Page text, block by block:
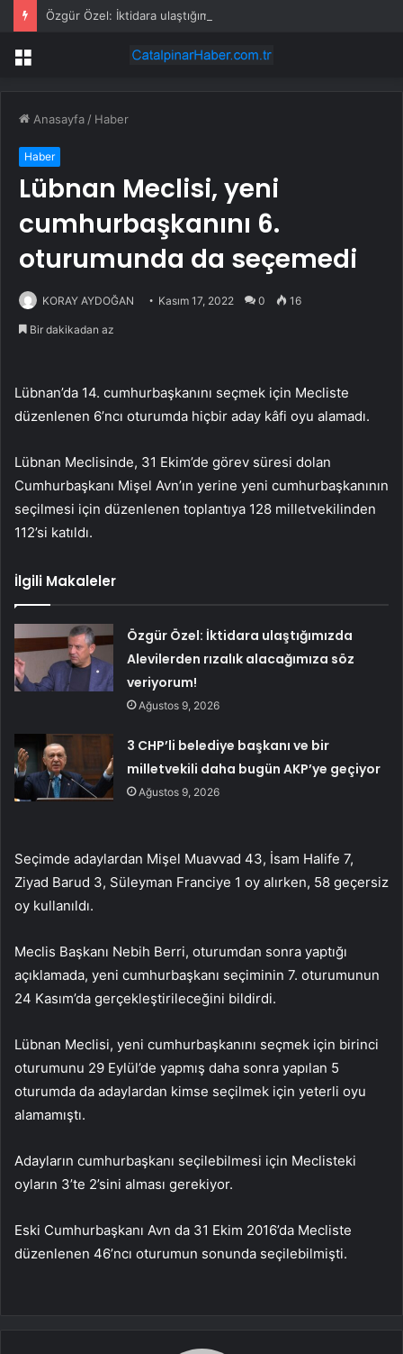
Menü
Anasayfa / Haber
Haber
Lübnan Meclisi, yeni
cumhurbaşkanını 6.
oturumunda da seçemedi
KORAY AYDOĞAN Kasım 17, 2022 0 16
Bir dakikadan az
Lübnan’da 14. cumhurbaşkanını seçmek için Mecliste
düzenlenen 6’ncı oturumda hiçbir aday kâfi oyu alamadı.
Lübnan Meclisinde, 31 Ekim’de görev süresi dolan
Cumhurbaşkanı Mişel Avn’ın yerine yeni cumhurbaşkanının
seçilmesi için düzenlenen toplantıya 128 milletvekilinden
112’si katıldı.
İlgili Makaleler
Özgür Özel: İktidara ulaştığımızda
Alevilerden rızalık alacağımıza söz
veriyorum!
Ağustos 9, 2026
3 CHP’li belediye başkanı ve bir
milletvekili daha bugün AKP’ye geçiyor
Ağustos 9, 2026
Seçimde adaylardan Mişel Muavvad 43, İsam Halife 7,
Ziyad Barud 3, Süleyman Franciye 1 oy alırken, 58 geçersiz
oy kullanıldı.
Meclis Başkanı Nebih Berri, oturumdan sonra yaptığı
açıklamada, yeni cumhurbaşkanı seçiminin 7. oturumunun
24 Kasım’da gerçekleştirileceğini bildirdi.
Lübnan Meclisi, yeni cumhurbaşkanını seçmek için birinci
oturumunu 29 Eylül’de yapmış daha sonra yapılan 5
oturumda da adaylardan kimse seçilmek için yeterli oyu
alamamıştı.
Adayların cumhurbaşkanı seçilebilmesi için Meclisteki
oyların 3’te 2’sini alması gerekiyor.
Eski Cumhurbaşkanı Avn da 31 Ekim 2016’da Mecliste
düzenlenen 46’ncı oturumun sonunda seçilebilmişti.